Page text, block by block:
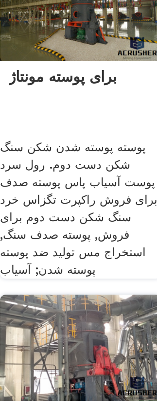
برای پوسته مونتاژ
پوسته پوسته شدن شکن سنگ
شکن دست دوم. رول سرد
پوست آسیاب پاس پوسته صدف
برای فروش راکپرت تگزاس خرد
سنگ شکن دست دوم برای
فروش, پوسته صدف سنگ,
استخراج مس تولید ضد پوسته
پوسته شدن; آسیاب